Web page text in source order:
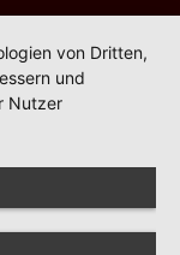
von Dritten,
und
Nutzer